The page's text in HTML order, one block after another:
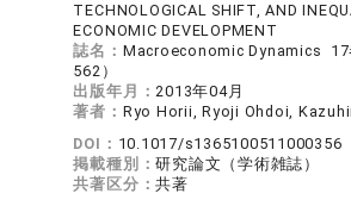
TECHNOLOGICAL SHIFT, AND
ECONOMIC DEVELOPMENT
誌名： Macroeconomic Dynamics
562）
出版年月：2013年04月
著者： Ryo Horii, Ryoji Ohdoi,
DOI： 10.1017/s1365100511000356
掲載種別：研究論文（学術雑誌）
共著区分：共著